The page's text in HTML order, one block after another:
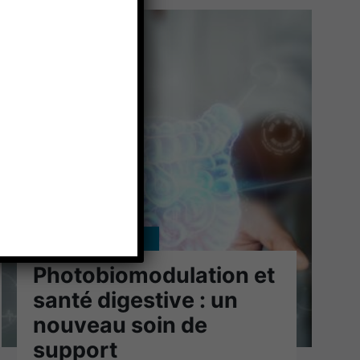
Photobiomodulation et
santé digestive : un
nouveau soin de
support